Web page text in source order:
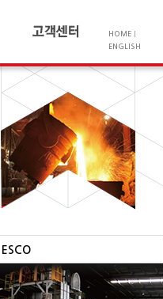
오시는길
고객상담
HOME
ENGLISH
ESCO